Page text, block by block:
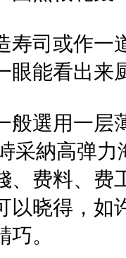
寿司或作一
眼能看出来
般選用一层
采納高弹
、费料、费
晓得，如
。